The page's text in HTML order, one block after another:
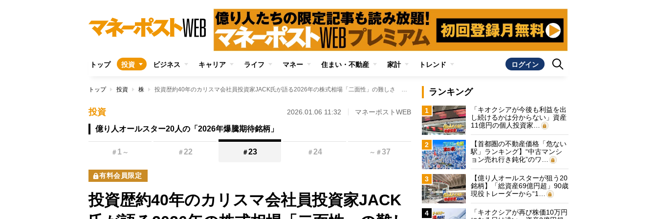
トップ 投資 ビジネス キャリア ライフ マネー 住まい・不動産 家計 トレンド ログイン
トップ 投資 株 投資歴約40年のカリスマ会社員投資家JACK氏が語る2026年の株式相場「二面性」の難しさ 年間10％のリターンを目指しながら“易しい相場”を待つ心得を説く
投資 2026.01.06 11:32 マネーポストWEB
億り人オールスター20人の「2026年爆騰期待銘柄」
＃ 1 ～ ＃22 ＃23 ＃24 ～ ＃37
有料会員限定
投資歴約40年のカリスマ会社員投資家JACK
ランキング
1
「キオクシアが今後も利益を出
し続けるかは分からない」資産
11億円の個人投資家…
2
【首都圏の不動産価格「危ない
駅」ランキング】“中古マンシ
ョン売れ行き鈍化”のワ…
3
【億り人オールスターが狙う20
銘柄】「総資産69億円超」90歳
現役トレーダーから“1…
4
「キオクシアが再び株価10万円